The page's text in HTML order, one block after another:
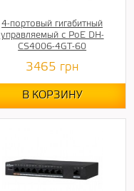
4-портовый гигабитный
управляемый с PoE DH-
CS4006-4GT-60
3465 грн
В КОРЗИНУ